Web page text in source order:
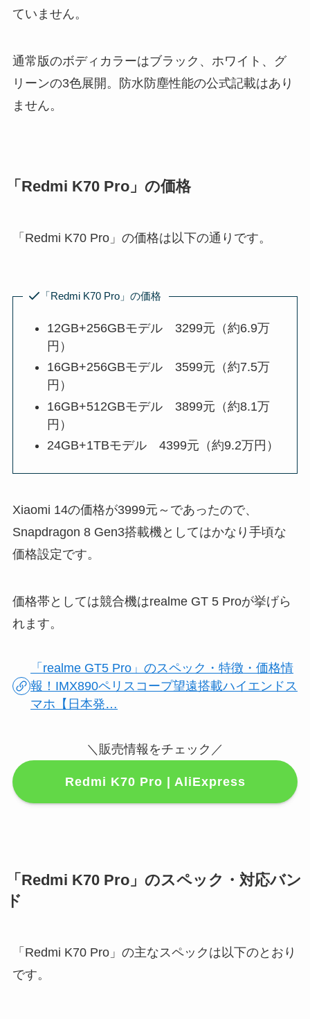
ていません。
通常版のボディカラーはブラック、ホワイト、グ
リーンの3色展開。防水防塵性能の公式記載はあり
ません。
「Redmi K70 Pro」の価格
「Redmi K70 Pro」の価格は以下の通りです。
「Redmi K70 Pro」の価格
12GB+256GBモデル 3299元（約6.9万
円）
16GB+256GBモデル 3599元（約7.5万
円）
16GB+512GBモデル 3899元（約8.1万
円）
24GB+1TBモデル 4399元（約9.2万円）
Xiaomi 14の価格が3999元～であったので、
Snapdragon 8 Gen3搭載機としてはかなり手頃な
価格設定です。
価格帯としては競合機はrealme GT 5 Proが挙げら
れます。
「realme GT5 Pro」のスペック・特徴・価格情
報！IMX890ペリスコープ望遠搭載ハイエンドス
マホ【日本発…
＼販売情報をチェック／
Redmi K70 Pro | AliExpress
「Redmi K70 Pro」のスペック・対応バン
ド
「Redmi K70 Pro」の主なスペックは以下のとおり
です。